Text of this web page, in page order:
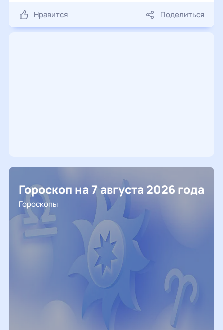
Нравится Поделиться
Гороскоп на 7 августа 2026 года
Гороскопы